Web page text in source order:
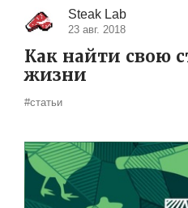
Steak Lab
23 авг. 2018
Как найти свою
жизни
#статьи